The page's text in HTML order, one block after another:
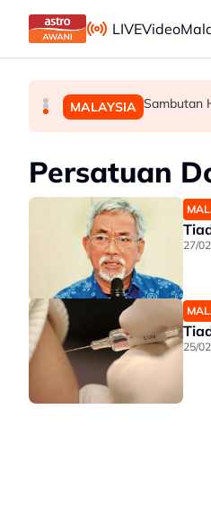
Skip to main content
LIVEVideo
POLITIK PRN: PH
DUNIA Kebakaran
MALAYSIA Sambutan
Persatuan
27/
25/